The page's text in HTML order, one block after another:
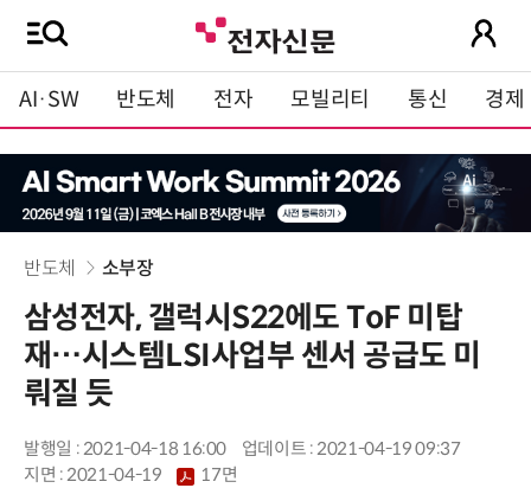
AI·SW 반도체 전자 모빌리티 통신 경제
반도체 소부장
삼성전자, 갤럭시S22에도 ToF 미탑
재…시스템LSI사업부 센서 공급도 미
뤄질 듯
발행일 : 2021-04-18 16:00
업데이트 : 2021-04-19 09:37
지면 :2021-04-19 17면